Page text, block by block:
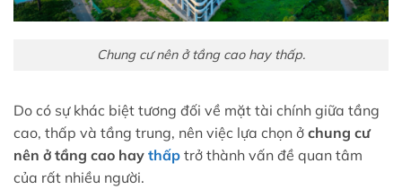
Chung cư nên ở tầng cao hay thấp.
Do có sự khác biệt tương đối về mặt tài chính giữa tầng
cao, thấp và tầng trung, nên việc lựa chọn ở chung cư
nên ở tầng cao hay thấp trở thành vấn đề quan tâm
của rất nhiều người.